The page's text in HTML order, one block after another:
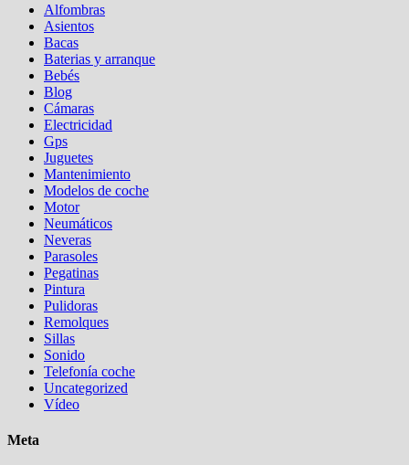
Alfombras
Asientos
Bacas
Baterias y arranque
Bebés
Blog
Cámaras
Electricidad
Gps
Juguetes
Mantenimiento
Modelos de coche
Motor
Neumáticos
Neveras
Parasoles
Pegatinas
Pintura
Pulidoras
Remolques
Sillas
Sonido
Telefonía coche
Uncategorized
Vídeo
Meta